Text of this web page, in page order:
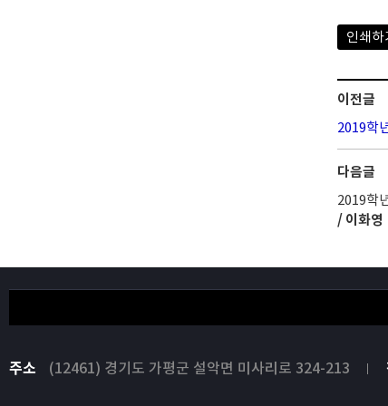
인쇄하
이전글
2019학
다음글
2019학
/ 이화영
주소 (12461) 경기도 가평군 설악면 미사리로 324-213